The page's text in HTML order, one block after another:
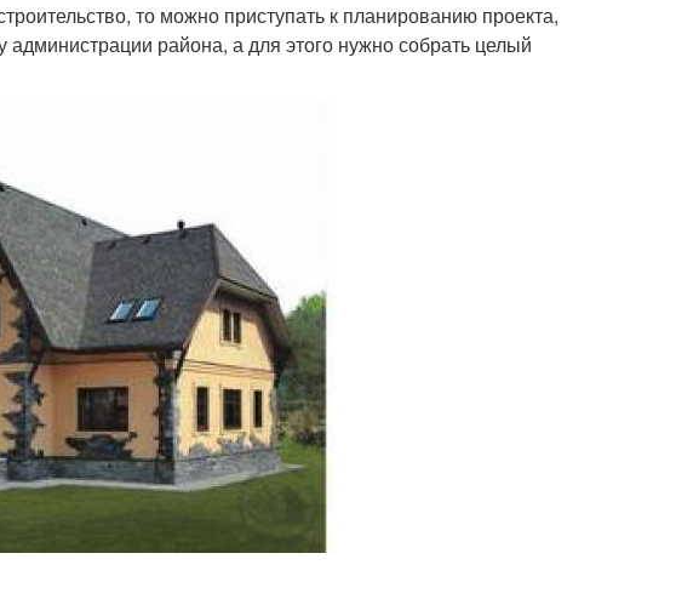
то можно приступать к планированию проекта,
администрации района, а для этого нужно собрать целый